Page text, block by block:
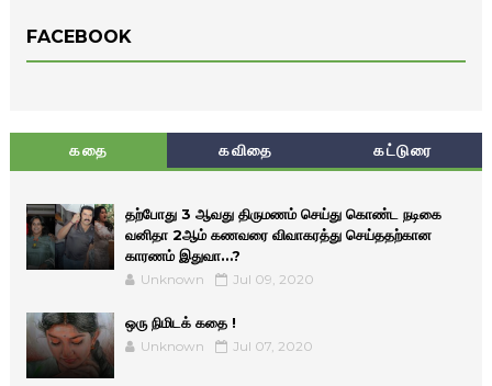
FACEBOOK
கதை கவிதை கட்டுரை
தற்போது 3 ஆவது திருமணம் செய்து கொண்ட நடிகை
வனிதா 2ஆம் கணவரை விவாகரத்து செய்ததற்கான
காரணம் இதுவா…?
Unknown Jul 09, 2020
ஒரு நிமிடக் கதை !
Unknown Jul 07, 2020